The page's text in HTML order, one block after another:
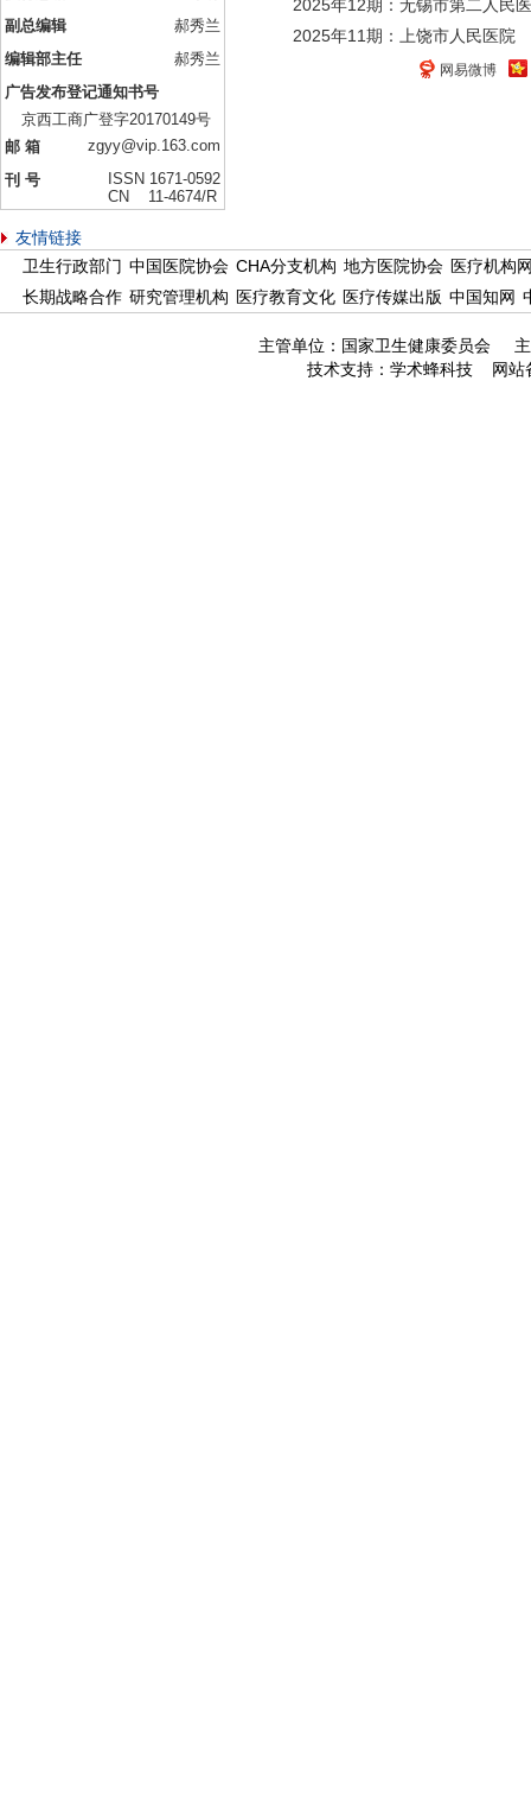
副总编辑
郝秀兰
编辑部主任
郝秀兰
广告发布登记通知书号
京西工商广登字20170149号
邮 箱
zgyy@vip.163.com
刊 号
ISSN 1671-0592
CN 11-4674/R
2025年12期：无锡市第二人民
2025年11期：上饶市人民医院
网易微博
友情链接
卫生行政部门 中国医院协会 CHA分支机构 地方医院协会 医疗机构
长期战略合作 研究管理机构 医疗教育文化 医疗传媒出版 中国知网
主管单位：国家卫生健康委员会
技术支持：学术蜂科技 网站